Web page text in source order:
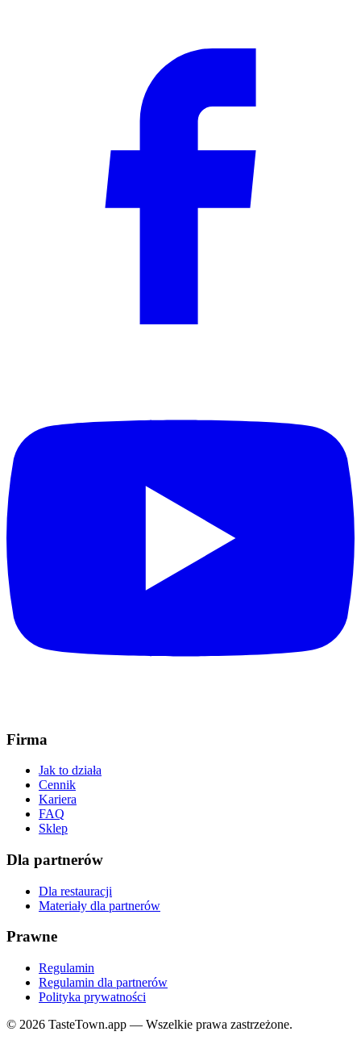
Firma
Jak to działa
Cennik
Kariera
FAQ
Sklep
Dla partnerów
Dla restauracji
Materiały dla partnerów
Prawne
Regulamin
Regulamin dla partnerów
Polityka prywatności
© 2026 TasteTown.app — Wszelkie prawa zastrzeżone.